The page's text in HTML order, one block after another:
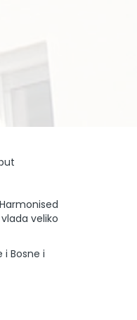
veliko
i Bosne i